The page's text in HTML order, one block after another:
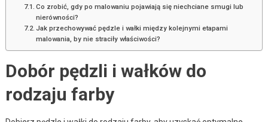
Co zrobić, gdy po malowaniu pojawiają się niechciane smugi lub
nierówności?
Jak przechowywać pędzle i wałki między kolejnymi etapami
malowania, by nie straciły właściwości?
Dobór pędzli i wałków do
rodzaju farby